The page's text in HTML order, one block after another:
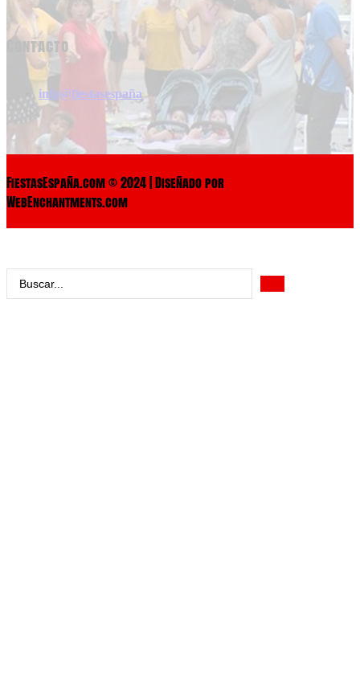
Contacto
info@fiestasespaña
FiestasEspaña.com © 2024 | Diseñado por
WebEnchantments.com